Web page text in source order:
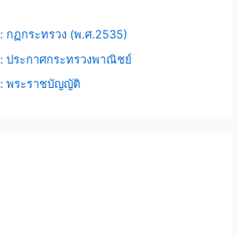
กฏกระทรวง (พ.ศ.2535)
ประกาศกระทรวงพาณิชย์
: พระราชบัญญัติ